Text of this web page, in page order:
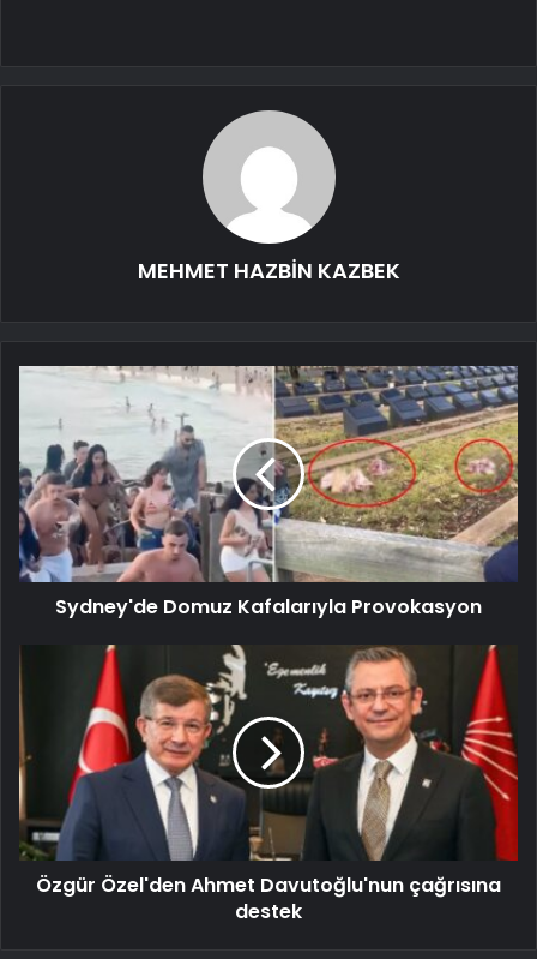
MEHMET HAZBİN KAZBEK
Sydney'de Domuz Kafalarıyla Provokasyon
Özgür Özel'den Ahmet Davutoğlu'nun çağrısına
destek